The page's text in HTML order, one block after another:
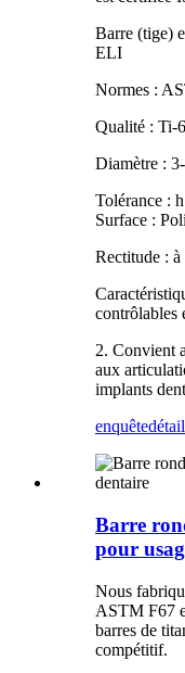
Barre (tige)
ELI
Normes :
Qualité :
Diamètre :
Tolérance :
Surface :
Rectitude :
contrôlables
2. Convient
aux
implants
enquêtedétail
Barre
pour
Nous
ASTM F67
barres de
compétitif.